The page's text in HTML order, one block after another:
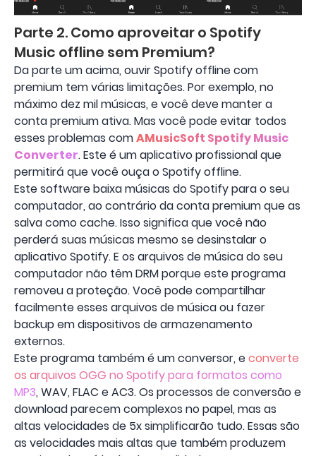
Parte 2. Como aproveitar o Spotify
Music offline sem Premium?
Da parte um acima, ouvir Spotify offline com
premium tem várias limitações. Por exemplo, no
máximo dez mil músicas, e você deve manter a
conta premium ativa. Mas você pode evitar todos
esses problemas comAMusicSoft Spotify Music
Converter. Este é um aplicativo profissional que
permitirá que você ouça o Spotify offline.
Este software baixa músicas do Spotify para o seu
computador, ao contrário da conta premium que as
salva como cache. Isso significa que você não
perderá suas músicas mesmo se desinstalar o
aplicativo Spotify. E os arquivos de música do seu
computador não têm DRM porque este programa
removeu a proteção. Você pode compartilhar
facilmente esses arquivos de música ou fazer
backup em dispositivos de armazenamento
externos.
Este programa também é um conversor, econverte
os arquivos OGG no Spotify para formatos como
MP3, WAV, FLAC e AC3. Os processos de conversão e
download parecem complexos no papel, mas as
altas velocidades de 5x simplificarão tudo. Essas são
as velocidades mais altas que também produzem